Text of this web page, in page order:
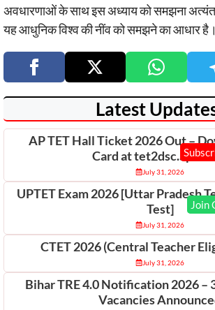
अवधारणाओं के साथ इस अध्याय को समझना
यह आधुनिक विश्व की नींव को समझने का आधार है।
Latest
AP TET Hall Ticket 2026 Out –
Card at
July 31, 2026
UPTET Exam 2026 [Uttar Pradesh
Test]
July 31, 2026
CTET 2026 (Central Teacher
July 31, 2026
Bihar TRE 4.0 Notification 2026 –
Vacancies